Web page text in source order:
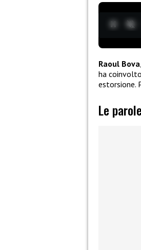
Raoul Bova
ha
estorsione.
Le